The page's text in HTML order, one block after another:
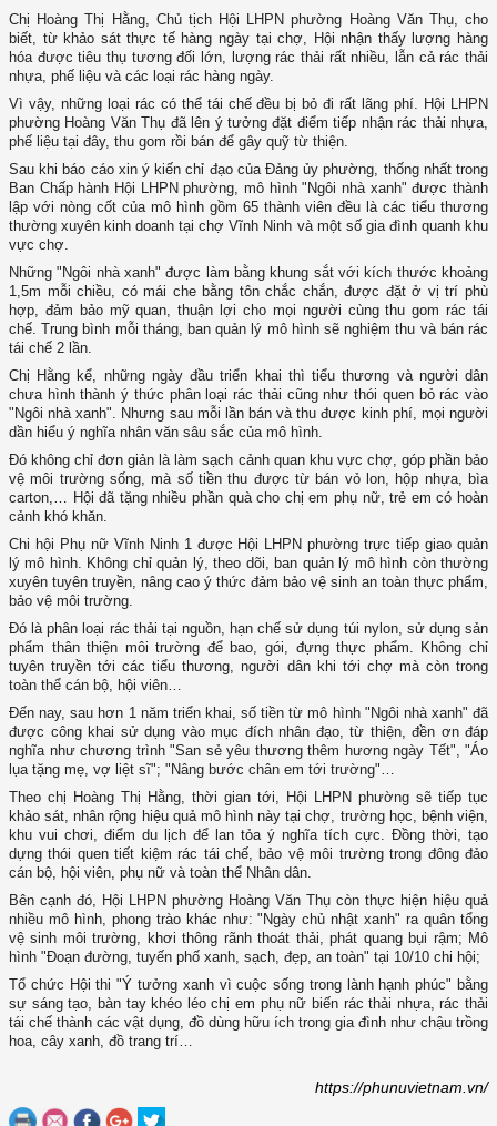
Chị Hoàng Thị Hằng, Chủ tịch Hội LHPN phường Hoàng Văn Thụ, cho
biết, từ khảo sát thực tế hàng ngày tại chợ, Hội nhận thấy lượng hàng
hóa được tiêu thụ tương đối lớn, lượng rác thải rất nhiều, lẫn cả rác thải
nhựa, phế liệu và các loại rác hàng ngày.
Vì vậy, những loại rác có thể tái chế đều bị bỏ đi rất lãng phí. Hội LHPN
phường Hoàng Văn Thụ đã lên ý tưởng đặt điểm tiếp nhận rác thải nhựa,
phế liệu tại đây, thu gom rồi bán để gây quỹ từ thiện.
Sau khi báo cáo xin ý kiến chỉ đạo của Đảng ủy phường, thống nhất trong
Ban Chấp hành Hội LHPN phường, mô hình "Ngôi nhà xanh" được thành
lập với nòng cốt của mô hình gồm 65 thành viên đều là các tiểu thương
thường xuyên kinh doanh tại chợ Vĩnh Ninh và một số gia đình quanh khu
vực chợ.
Những "Ngôi nhà xanh" được làm bằng khung sắt với kích thước khoảng
1,5m mỗi chiều, có mái che bằng tôn chắc chắn, được đặt ở vị trí phù
hợp, đảm bảo mỹ quan, thuận lợi cho mọi người cùng thu gom rác tái
chế. Trung bình mỗi tháng, ban quản lý mô hình sẽ nghiệm thu và bán rác
tái chế 2 lần.
Chị Hằng kể, những ngày đầu triển khai thì tiểu thương và người dân
chưa hình thành ý thức phân loại rác thải cũng như thói quen bỏ rác vào
"Ngôi nhà xanh". Nhưng sau mỗi lần bán và thu được kinh phí, mọi người
dần hiểu ý nghĩa nhân văn sâu sắc của mô hình.
Đó không chỉ đơn giản là làm sạch cảnh quan khu vực chợ, góp phần bảo
vệ môi trường sống, mà số tiền thu được từ bán vỏ lon, hộp nhựa, bìa
carton,… Hội đã tặng nhiều phần quà cho chị em phụ nữ, trẻ em có hoàn
cảnh khó khăn.
Chi hội Phụ nữ Vĩnh Ninh 1 được Hội LHPN phường trực tiếp giao quản
lý mô hình. Không chỉ quản lý, theo dõi, ban quản lý mô hình còn thường
xuyên tuyên truyền, nâng cao ý thức đảm bảo vệ sinh an toàn thực phẩm,
bảo vệ môi trường.
Đó là phân loại rác thải tại nguồn, hạn chế sử dụng túi nylon, sử dụng sản
phẩm thân thiện môi trường để bao, gói, đựng thực phẩm. Không chỉ
tuyên truyền tới các tiểu thương, người dân khi tới chợ mà còn trong
toàn thể cán bộ, hội viên…
Đến nay, sau hơn 1 năm triển khai, số tiền từ mô hình "Ngôi nhà xanh" đã
được công khai sử dụng vào mục đích nhân đạo, từ thiện, đền ơn đáp
nghĩa như chương trình "San sẻ yêu thương thêm hương ngày Tết", "Áo
lụa tặng mẹ, vợ liệt sĩ"; "Nâng bước chân em tới trường"…
Theo chị Hoàng Thị Hằng, thời gian tới, Hội LHPN phường sẽ tiếp tục
khảo sát, nhân rộng hiệu quả mô hình này tại chợ, trường học, bệnh viện,
khu vui chơi, điểm du lịch để lan tỏa ý nghĩa tích cực. Đồng thời, tạo
dựng thói quen tiết kiệm rác tái chế, bảo vệ môi trường trong đông đảo
cán bộ, hội viên, phụ nữ và toàn thể Nhân dân.
Bên cạnh đó, Hội LHPN phường Hoàng Văn Thụ còn thực hiện hiệu quả
nhiều mô hình, phong trào khác như: "Ngày chủ nhật xanh" ra quân tổng
vệ sinh môi trường, khơi thông rãnh thoát thải, phát quang bụi rậm; Mô
hình "Đoạn đường, tuyến phố xanh, sạch, đẹp, an toàn" tại 10/10 chi hội;
Tổ chức Hội thi "Ý tưởng xanh vì cuộc sống trong lành hạnh phúc" bằng
sự sáng tạo, bàn tay khéo léo chị em phụ nữ biến rác thải nhựa, rác thải
tái chế thành các vật dụng, đồ dùng hữu ích trong gia đình như chậu trồng
hoa, cây xanh, đồ trang trí…
https://phunuvietnam.vn/